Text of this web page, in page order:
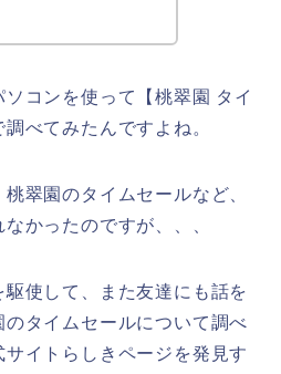
コンを使って【桃翠園 タイ
べてみたんですよね。
翠園のタイムセールなど、
かったのですが、、、
使して、また友達にも話を
タイムセールについて調べ
イトらしきページを発見す